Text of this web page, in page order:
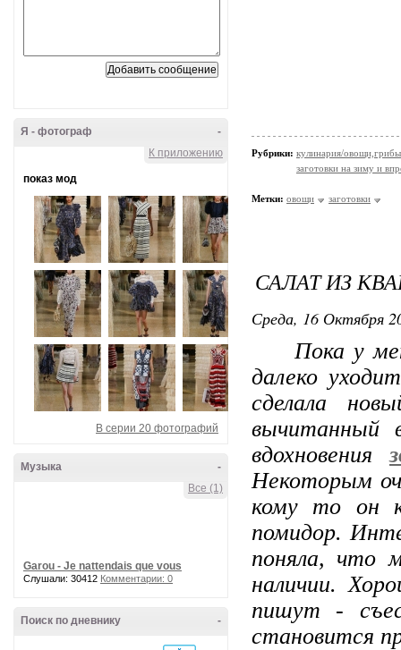
-
Я - фотограф
К приложению
показ мод
В серии 20 фотографий
-
Музыка
Все (1)
Garou - Je nattendais que vous
Слушали: 30412 Комментарии: 0
-
Поиск по дневнику
Рубрики: кулинария/овощи,грибы
заготовки на зиму и
Метки: овощи заготовки
САЛАТ ИЗ
Среда, 16 Октября
Пока у
далеко
сделала
вычитанный
вдохновения
Некоторым
кому то он
помидор.
поняла, что
наличии.
пишут -
становится